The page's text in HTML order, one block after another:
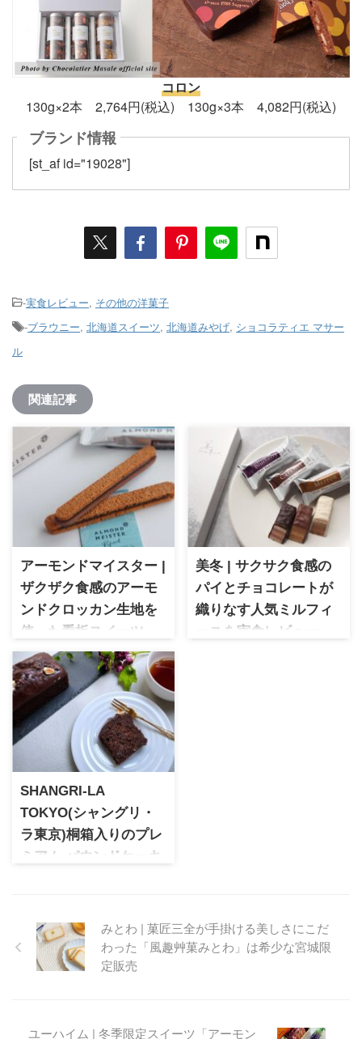
コロン
130g×2本 2,764円(税込) 130g×3本 4,082円(税込)
ブランド情報
[st_af id="19028"]
-実食レビュー, その他の洋菓子
-ブラウニー, 北海道スイーツ, 北海道みやげ, ショコラティエ マサー
ル
関連記事
アーモンドマイスター |
ザクザク食感のアーモ
ンドクロッカン生地を
使った看板スイーツ
アーモンドマイスター アーモ
ンドの魅力がたっぷり詰まっ
たアーモンドクロッカンサン
ドは感動的な味わいの体験が
でき、贈り物としてもオスス
メの逸品
美冬 | サクサク食感の
パイとチョコレートが
織りなす人気ミルフィ
ーユを実食レビュー
SHANGRI-LA
TOKYO(シャングリ・
ラ東京)桐箱入りのプレ
ミアム パウンドケーキ
ムパウンドケーキは桐箱入り
で贈り物にぴったりの極上ス
イーツ。ダンディライオンの
みとわ | 菓匠三全が手掛ける美しさにこだ
わった「風趣艸菓みとわ」は希少な宮城限
定販売
ユーハイム | 冬季限定スイーツ「アーモン